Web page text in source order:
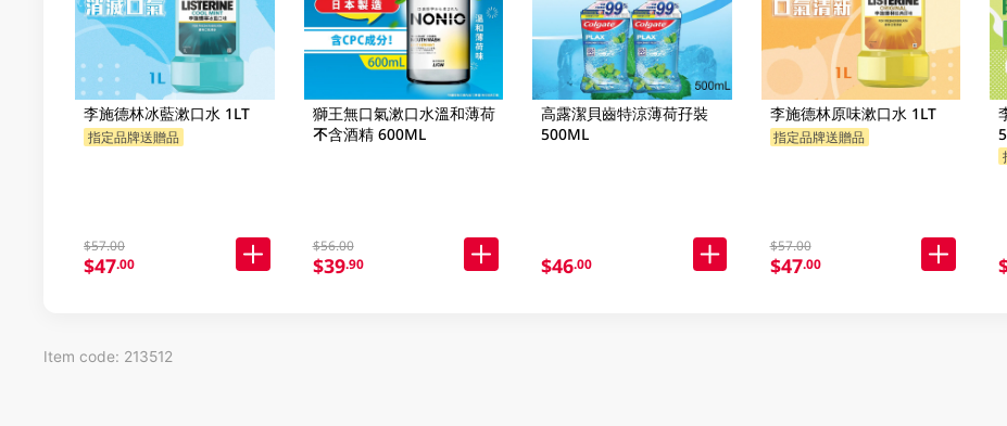
李施德林冰藍漱口水 1LT
指定品牌送贈品
$57.00
$47.00
獅王無口氣漱口水溫和薄荷
不含酒精 600ML
$56.00
$39.90
高露潔貝齒特涼薄荷孖裝
500ML
$46.00
李施德林原味漱口水 1LT
指定品牌送贈品
$57.00
$47.00
Item code: 213512